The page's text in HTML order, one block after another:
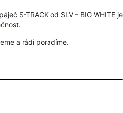
S-TRACK od SLV – BIG WHITE je
a rádi poradíme.